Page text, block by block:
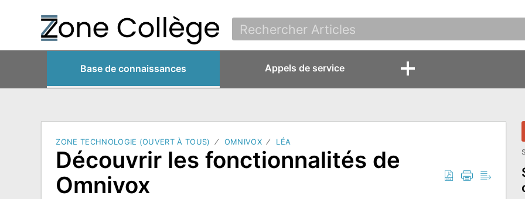
Base de connaissances Appels de service
ZONE TECHNOLOGIE (OUVERT À TOUS) OMNIVOX LÉA
Découvrir les fonctionnalités de
Omnivox